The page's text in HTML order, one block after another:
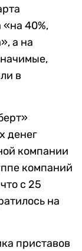
40%,
а на
в
денег
компании
компаний
с 25
на
приставов